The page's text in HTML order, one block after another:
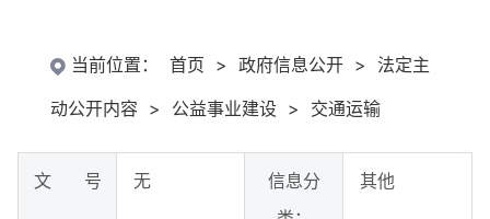
当前位置： 首页 > 政府信息公开 >
法定主
动公开内容 > 公益事业建设 > 交通运输
文 号 无
信息分
其他